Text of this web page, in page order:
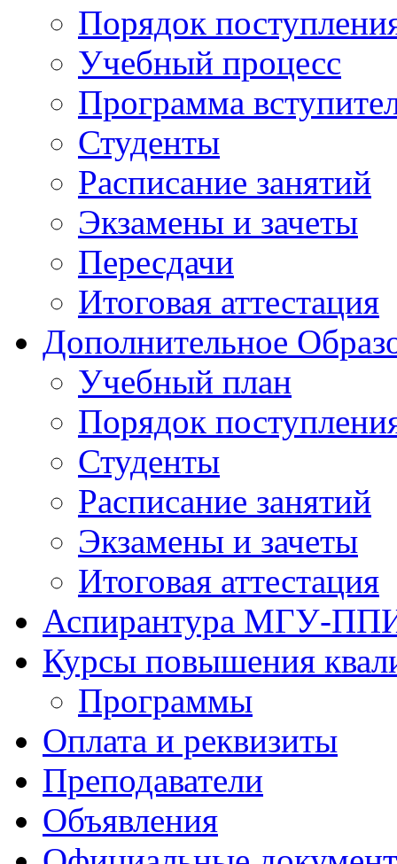
Порядок
Учебный процесс
Программа
Студенты
Расписание занятий
Экзамены и зачеты
Пересдачи
Итоговая аттестация
Дополнительное
Учебный план
Порядок
Студенты
Расписание занятий
Экзамены и зачеты
Итоговая аттестация
Аспирантура МГУ-
Курсы повышения
Программы
Оплата и реквизиты
Преподаватели
Объявления